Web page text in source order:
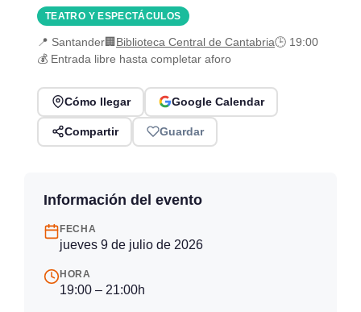
TEATRO Y ESPECTÁCULOS
📍 Santander🏢Biblioteca Central de Cantabria🕒 19:00
💰 Entrada libre hasta completar aforo
Cómo llegar Google Calendar
Compartir Guardar
Información del evento
FECHA
jueves 9 de julio de 2026
HORA
19:00 – 21:00h